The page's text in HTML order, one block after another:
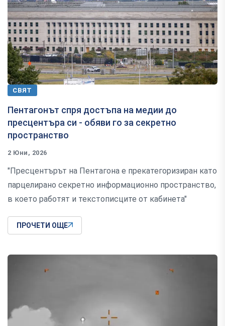
СВЯТ
Пентагонът спря достъпа на медии до
пресцентъра си - обяви го за секретно
пространство
2 Юни, 2026
"Пресцентърът на Пентагона е прекатегоризиран като
парцелирано секретно информационно пространство,
в което работят и текстописците от кабинета"
ПРОЧЕТИ ОЩЕ